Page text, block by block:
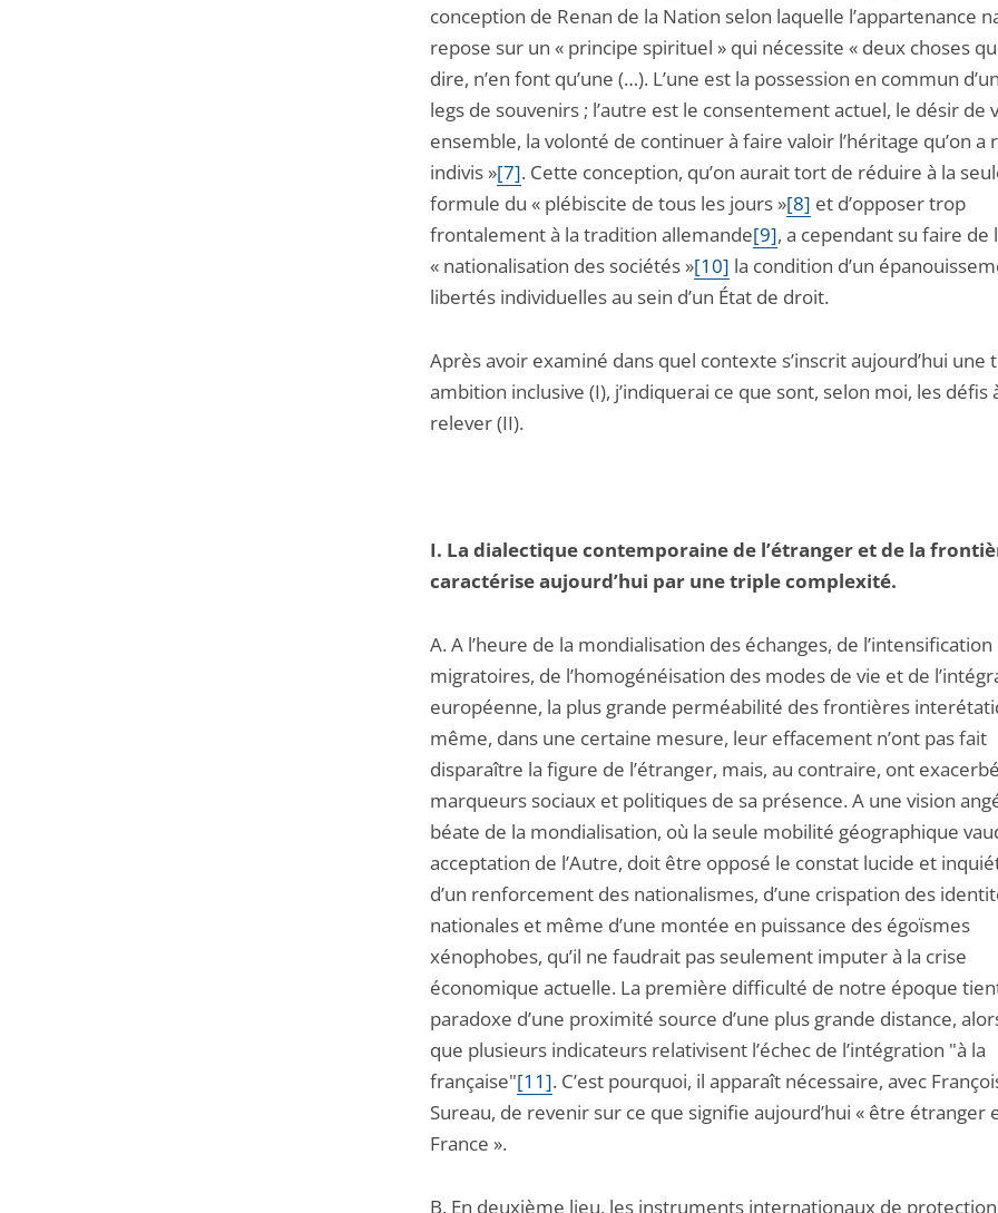
conception de Renan de la Nation selon laquelle l’appartenance
repose sur un « principe spirituel » qui nécessite « deux choses
dire, n’en font qu’une (…). L’une est la possession en commun
legs de souvenirs ; l’autre est le consentement actuel, le désir de
ensemble, la volonté de continuer à faire valoir l’héritage qu’on a
indivis »[7]. Cette conception, qu’on aurait tort de réduire à la
formule du « plébiscite de tous les jours »[8] et d’opposer trop
frontalement à la tradition allemande[9], a cependant su faire de
« nationalisation des sociétés »[10] la condition d’un
libertés individuelles au sein d’un État de droit.
Après avoir examiné dans quel contexte s’inscrit aujourd’hui une
ambition inclusive (I), j’indiquerai ce que sont, selon moi, les défis
relever (II).
I. La dialectique contemporaine de l’étranger et de la
caractérise aujourd’hui par une triple complexité.
A. A l’heure de la mondialisation des échanges, de
migratoires, de l’homogénéisation des modes de vie et de
européenne, la plus grande perméabilité des frontières
même, dans une certaine mesure, leur effacement n’ont pas fait
disparaître la figure de l’étranger, mais, au contraire, ont
marqueurs sociaux et politiques de sa présence. A une vision
béate de la mondialisation, où la seule mobilité géographique
acceptation de l’Autre, doit être opposé le constat lucide et
d’un renforcement des nationalismes, d’une crispation des
nationales et même d’une montée en puissance des égoïsmes
xénophobes, qu’il ne faudrait pas seulement imputer à la crise
économique actuelle. La première difficulté de notre époque
paradoxe d’une proximité source d’une plus grande distance,
que plusieurs indicateurs relativisent l’échec de l’intégration "à la
française"[11]. C’est pourquoi, il apparaît nécessaire, avec
Sureau, de revenir sur ce que signifie aujourd’hui « être étranger
France ».
B. En deuxième lieu, les instruments internationaux de